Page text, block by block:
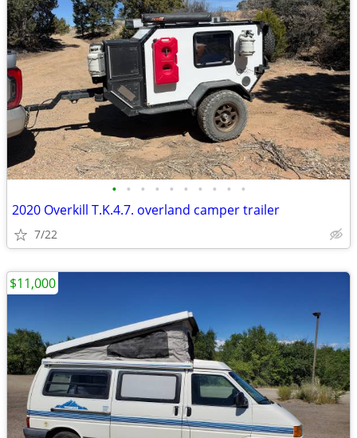
• • • • • • • • • •
2020 Overkill T.K.4.7. overland camper trailer
7/22
$11,000